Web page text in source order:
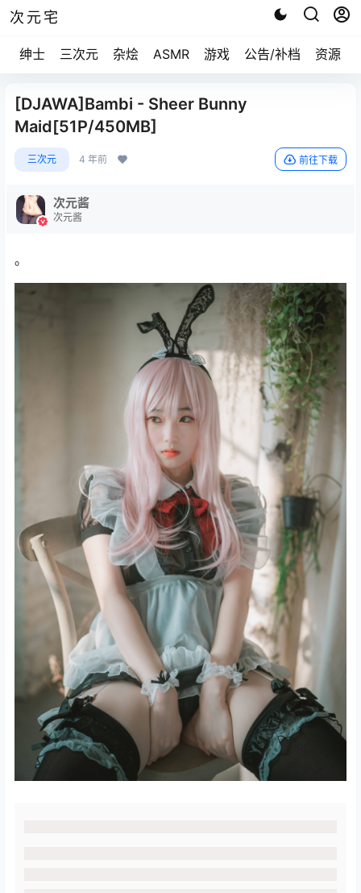
次元宅
绅士 三次元 杂烩 ASMR 游戏 公告/补档 资源求
[DJAWA]Bambi - Sheer Bunny
Maid[51P/450MB]
三次元 4 年前 前往下载
次元酱
次元酱
。